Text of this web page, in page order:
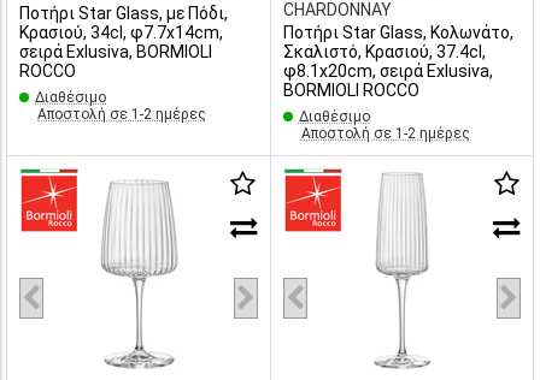
Ποτήρι Star Glass, με Πόδι,
Κρασιού, 34cl, φ7.7x14cm,
σειρά Exlusiva, BORMIOLI
ROCCO
Διαθέσιμο
Αποστολή σε 1-2 ημέρες
CHARDONNAY
Ποτήρι Star Glass, Κολωνάτο,
Σκαλιστό, Κρασιού, 37.4cl,
φ8.1x20cm, σειρά Exlusiva,
BORMIOLI ROCCO
Διαθέσιμο
Αποστολή σε 1-2 ημέρες